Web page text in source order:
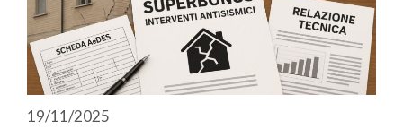
19/11/2025